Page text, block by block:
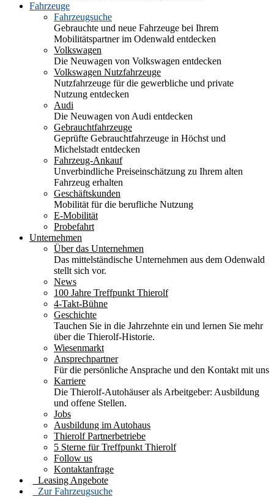
Fahrzeuge
Fahrzeugsuche
Gebrauchte und neue Fahrzeuge bei Ihrem
Mobilitätspartner im Odenwald entdecken
Volkswagen
Die Neuwagen von Volkswagen entdecken
Volkswagen Nutzfahrzeuge
Nutzfahrzeuge für die gewerbliche und private
Nutzung entdecken
Audi
Die Neuwagen von Audi entdecken
Gebrauchtfahrzeuge
Geprüfte Gebrauchtfahrzeuge in Höchst und
Michelstadt entdecken
Fahrzeug-Ankauf
Unverbindliche Preiseinschätzung zu Ihrem alten
Fahrzeug erhalten
Geschäftskunden
Mobilität für die berufliche Nutzung
E-Mobilität
Probefahrt
Unternehmen
Über das Unternehmen
Das mittelständische Unternehmen aus dem Odenwald
stellt sich vor.
News
100 Jahre Treffpunkt Thierolf
4-Takt-Bühne
Geschichte
Tauchen Sie in die Jahrzehnte ein und lernen Sie mehr
über die Thierolf-Historie.
Wiesenmarkt
Ansprechpartner
Für die persönliche Ansprache und den Kontakt mit uns
Karriere
Die Thierolf-Autohäuser als Arbeitgeber: Ausbildung
und offene Stellen.
Jobs
Ausbildung im Autohaus
Thierolf Partnerbetriebe
5 Sterne für Treffpunkt Thierolf
Follow us
Kontaktanfrage
Leasing Angebote
Zur Fahrzeugsuche